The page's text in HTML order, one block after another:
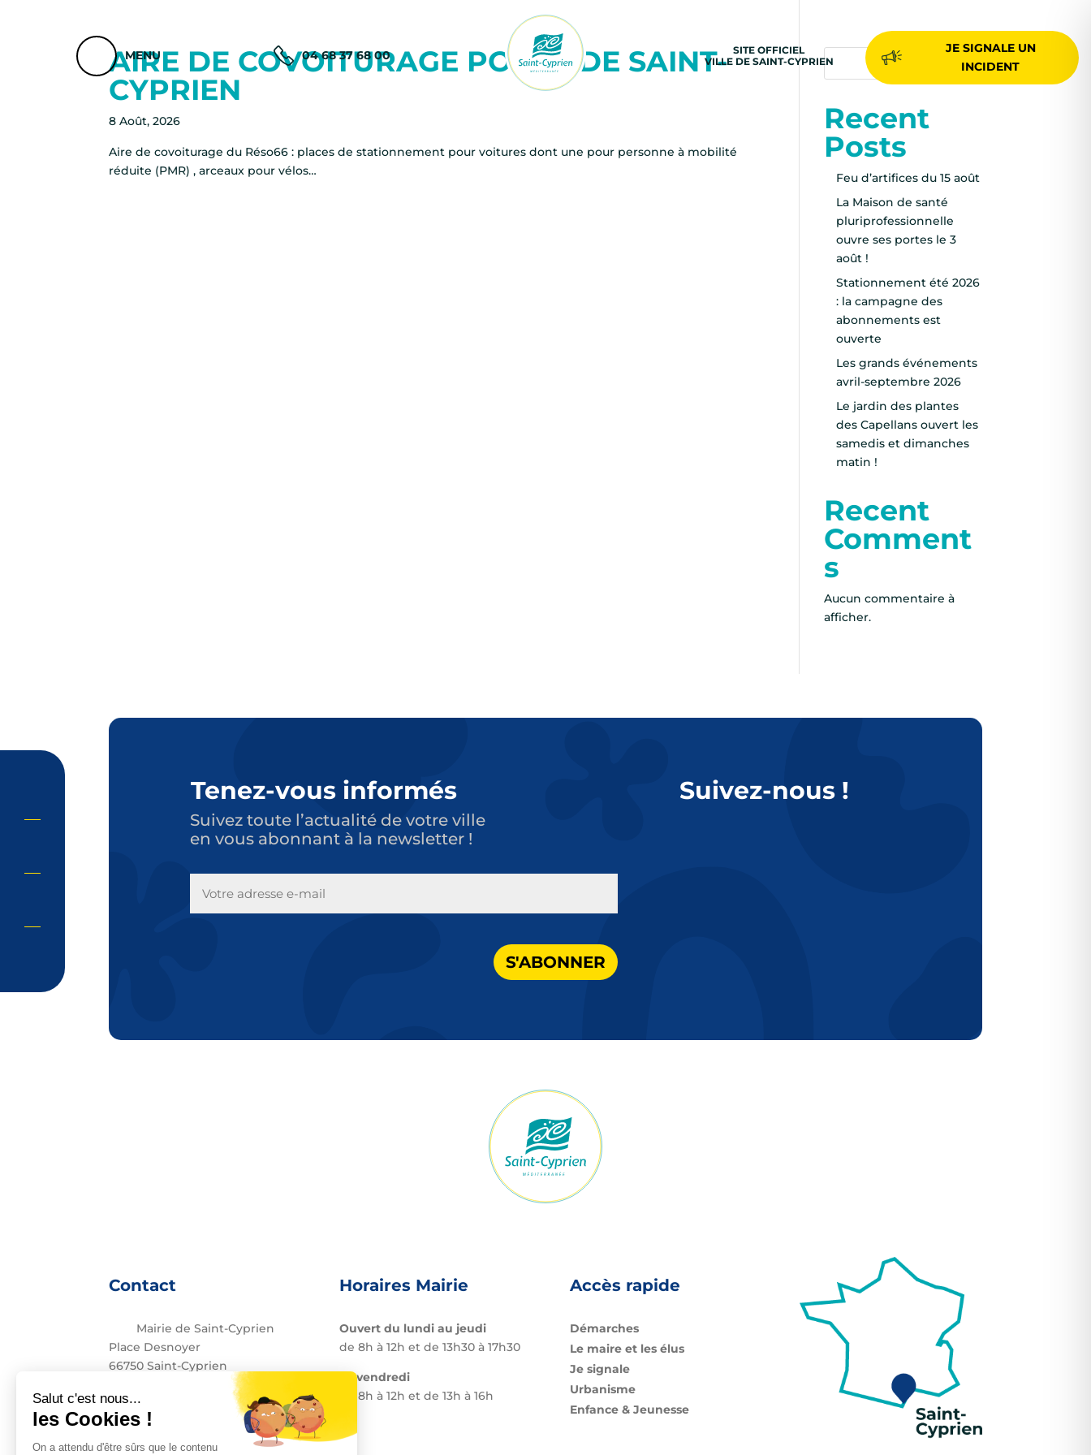
MENU 04 68 37 68 00
SITE OFFICIEL
VILLE DE SAINT-CYPRIEN
JE SIGNALE UN
INCIDENT
AIRE DE COVOITURAGE PORTE DE SAINT-
CYPRIEN
8 Août, 2026
Aire de covoiturage du Réso66 : places de stationnement pour voitures dont une pour personne à mobilité
réduite (PMR) , arceaux pour vélos…
Rechercher
Recent
Posts
Feu d’artifices du 15 août
La Maison de santé
pluriprofessionnelle
ouvre ses portes le 3
août !
Stationnement été 2026
: la campagne des
abonnements est
ouverte
Les grands événements
avril-septembre 2026
Le jardin des plantes
des Capellans ouvert les
samedis et dimanches
matin !
Recent
Comment
s
Aucun commentaire à
afficher.
Tenez-vous informés
Suivez toute l’actualité de votre ville
en vous abonnant à la newsletter !
S'ABONNER
Suivez-nous !
Contact
Mairie de Saint-Cyprien
Place Desnoyer
66750 Saint-Cyprien
contact@stcyprien.fr
Horaires Mairie
Ouvert du lundi au jeudi
de 8h à 12h et de 13h30 à 17h30
Le vendredi
de 8h à 12h et de 13h à 16h
Accès rapide
Démarches
Le maire et les élus
Je signale
Urbanisme
Enfance & Jeunesse